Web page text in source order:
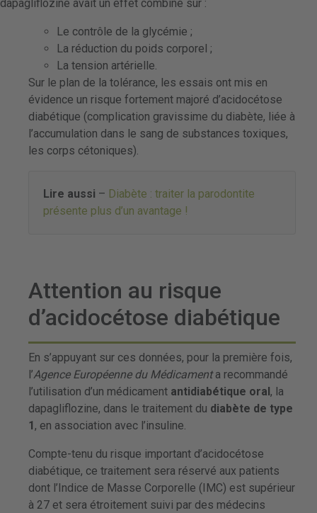
dapagliflozine avait un effet combiné sur :
Le contrôle de la glycémie ;
La réduction du poids corporel ;
La tension artérielle.
Sur le plan de la tolérance, les essais ont mis en
évidence un risque fortement majoré d’acidocétose
diabétique (complication gravissime du diabète, liée à
l’accumulation dans le sang de substances toxiques,
les corps cétoniques).
Lire aussi – Diabète : traiter la parodontite
présente plus d’un avantage !
Attention au risque
d’acidocétose diabétique
En s’appuyant sur ces données, pour la première fois,
l’Agence Européenne du Médicamenta recommandé
l’utilisation d’un médicament antidiabétique oral , la
dapagliflozine, dans le traitement du diabète de type
1 , en association avec l’insuline.
Compte-tenu du risque important d’acidocétose
diabétique, ce traitement sera réservé aux patients
dont l’Indice de Masse Corporelle (IMC) est supérieur
à 27 et sera étroitement suivi par des médecins